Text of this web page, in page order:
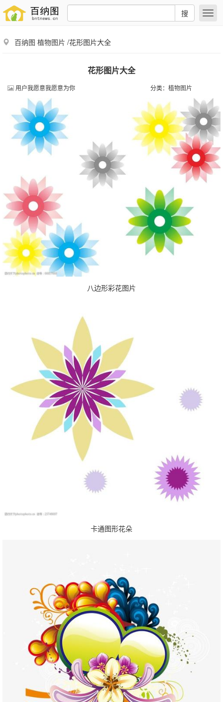
搜
百纳图 植物图片 /花形图片大全
花形图片大全
用户我愿意我愿意为你 分类： 植物图片
八边形彩花图片
卡通图形花朵